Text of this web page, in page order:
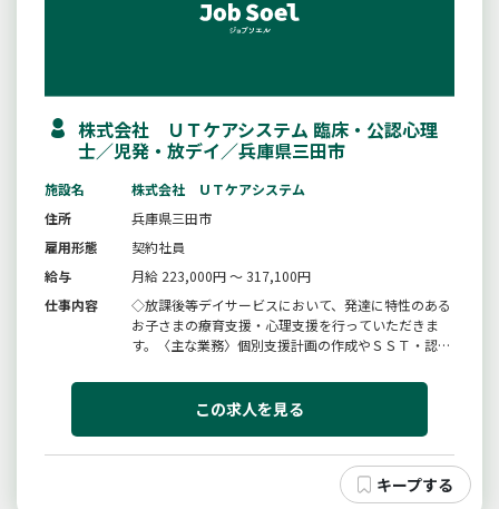
株式会社 ＵＴケアシステム 臨床・公認心理
士／児発・放デイ／兵庫県三田市
施設名
株式会社 ＵＴケアシステム
住所
兵庫県三田市
雇用形態
契約社員
給与
月給 223,000円 ～ 317,100円
仕事内容
◇放課後等デイサービスにおいて、発達に特性のある
お子さまの療育支援・心理支援を行っていただきま
す。〈主な業務〉個別支援計画の作成やＳＳＴ・認知
ラム運営も担当します。保護者への相談助言や学校・
医療機関との連携、支援記録作成も行います。スタッ
この求人を見る